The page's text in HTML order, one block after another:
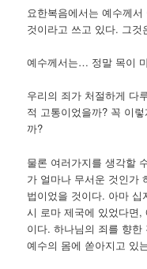
요한복음에서는 예수께서
것이라고 쓰고 있다. 그
예수께서는… 정말 목이
우리의 죄가 처절하게 다
적 고통이었을까? 꼭 이
까?
물론 여러가지를 생각할
가 얼마나 무서운 것인가
법이었을 것이다. 아마
시 로마 제국에 있었다면,
이다. 하나님의 죄를 향
예수의 몸에 쏟아지고 있